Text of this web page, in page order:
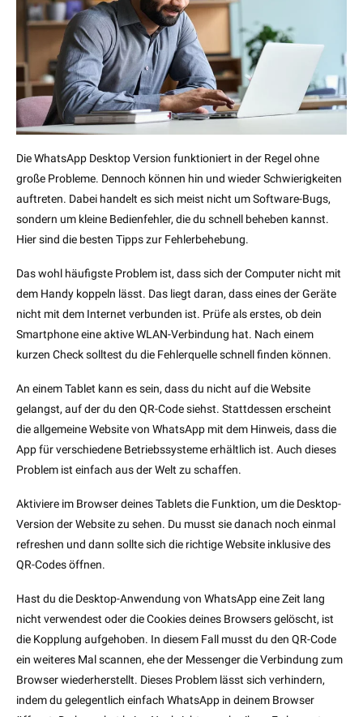
Die WhatsApp Desktop Version funktioniert in der Regel ohne
große Probleme. Dennoch können hin und wieder Schwierigkeiten
auftreten. Dabei handelt es sich meist nicht um Software-Bugs,
sondern um kleine Bedienfehler, die du schnell beheben kannst.
Hier sind die besten Tipps zur Fehlerbehebung.
Das wohl häufigste Problem ist, dass sich der Computer nicht mit
dem Handy koppeln lässt. Das liegt daran, dass eines der Geräte
nicht mit dem Internet verbunden ist. Prüfe als erstes, ob dein
Smartphone eine aktive WLAN-Verbindung hat. Nach einem
kurzen Check solltest du die Fehlerquelle schnell finden können.
An einem Tablet kann es sein, dass du nicht auf die Website
gelangst, auf der du den QR-Code siehst. Stattdessen erscheint
die allgemeine Website von WhatsApp mit dem Hinweis, dass die
App für verschiedene Betriebssysteme erhältlich ist. Auch dieses
Problem ist einfach aus der Welt zu schaffen.
Aktiviere im Browser deines Tablets die Funktion, um die Desktop-
Version der Website zu sehen. Du musst sie danach noch einmal
refreshen und dann sollte sich die richtige Website inklusive des
QR-Codes öffnen.
Hast du die Desktop-Anwendung von WhatsApp eine Zeit lang
nicht verwendest oder die Cookies deines Browsers gelöscht, ist
die Kopplung aufgehoben. In diesem Fall musst du den QR-Code
ein weiteres Mal scannen, ehe der Messenger die Verbindung zum
Browser wiederherstellt. Dieses Problem lässt sich verhindern,
indem du gelegentlich einfach WhatsApp in deinem Browser